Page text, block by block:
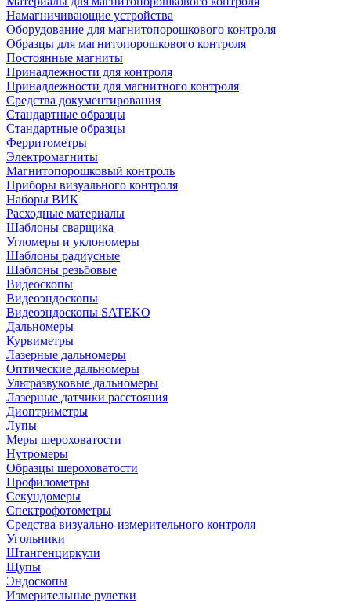
Намагничивающие устройства
Оборудование для магнитопорошкового контроля
Образцы для магнитопорошкового контроля
Постоянные магниты
Принадлежности для контроля
Принадлежности для магнитного контроля
Средства документирования
Стандартные образцы
Стандартные образцы
Ферритометры
Электромагниты
Магнитопорошковый контроль
Приборы визуального контроля
Наборы ВИК
Расходные материалы
Шаблоны сварщика
Угломеры и уклономеры
Шаблоны радиусные
Шаблоны резьбовые
Видеоскопы
Видеоэндоскопы
Видеоэндоскопы SATEKO
Дальномеры
Курвиметры
Лазерные дальномеры
Оптические дальномеры
Ультразвуковые дальномеры
Лазерные датчики расстояния
Диоптриметры
Лупы
Меры шероховатости
Нутромеры
Образцы шероховатости
Профилометры
Секундомеры
Спектрофотометры
Средства визуально-измерительного контроля
Угольники
Штангенциркули
Щупы
Эндоскопы
Измерительные рулетки